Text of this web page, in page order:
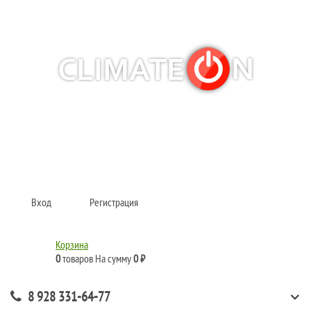
Вход Регистрация
Корзина
0товаров На сумму0 ₽
8 928 331-64-77